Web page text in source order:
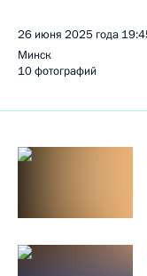
26 июня 2025 года
Минск
10 фотографий